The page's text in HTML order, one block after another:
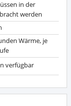
in der
werden
Wärme, je
verfügbar